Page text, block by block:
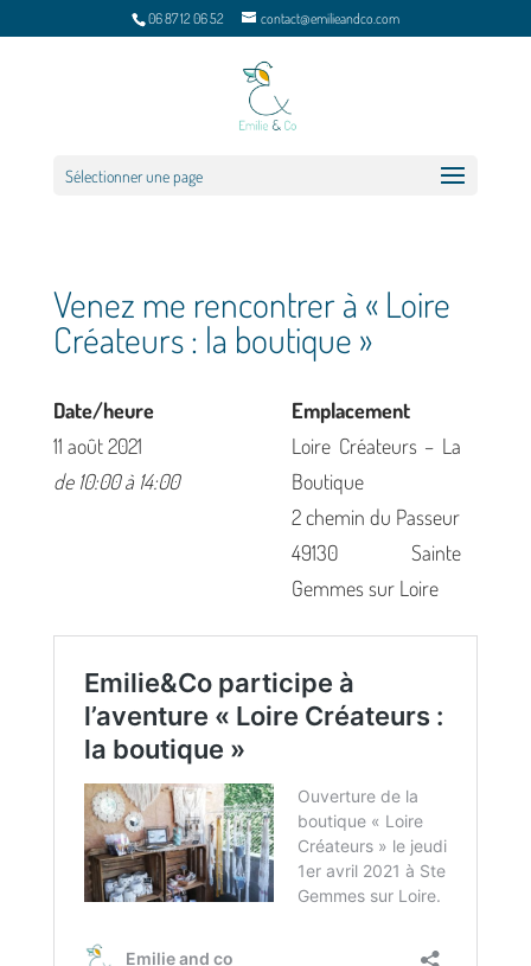
06 87 12 06 52 contact@emilieandco.com
Sélectionner une page
Venez me rencontrer à « Loire
Créateurs : la boutique »
Date/heure
11 août 2021
de 10:00 à 14:00
Emplacement
Loire Créateurs – La
Boutique
2 chemin du Passeur
49130 Sainte
Gemmes sur Loire